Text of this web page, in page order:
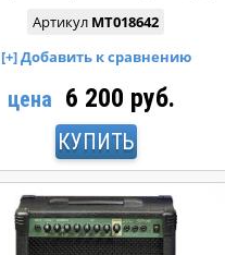
Артикул MT018642
цена 6 200 руб.
КУПИТЬ